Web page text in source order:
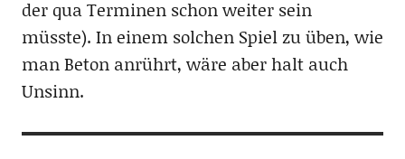
der qua Terminen schon weiter sein
müsste). In einem solchen Spiel zu üben, wie
man Beton anrührt, wäre aber halt auch
Unsinn.